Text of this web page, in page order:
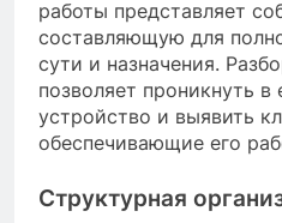
работы представляет
составляющую для
сути и назначения.
позволяет проникнуть в
устройство и выявить
обеспечивающие его
Структурная